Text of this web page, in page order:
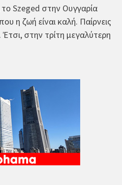
Szeged στην Ουγγαρία
η ζωή είναι καλή. Παίρνεις
στην τρίτη μεγαλύτερη